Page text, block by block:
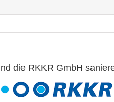
die RKKR GmbH